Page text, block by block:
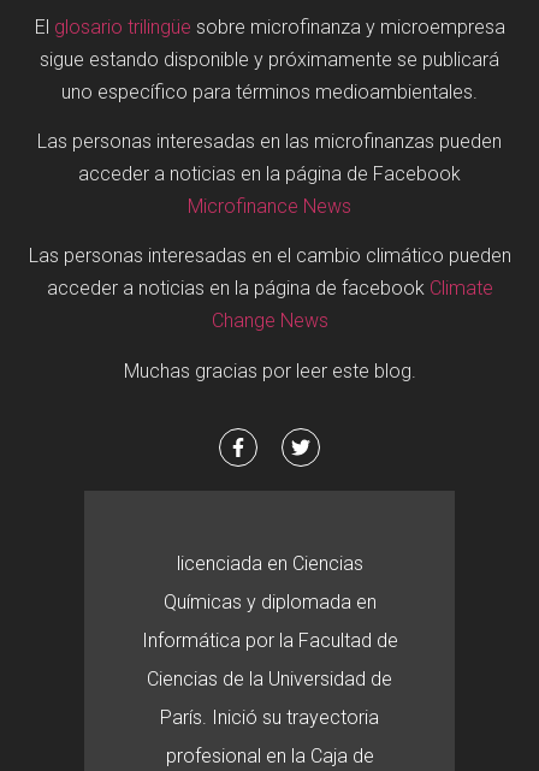
El glosario trilingüe sobre microfinanza y microempresa
sigue estando disponible y próximamente se publicará
uno específico para términos medioambientales.
Las personas interesadas en las microfinanzas pueden
acceder a noticias en la página de Facebook
Microfinance News
Las personas interesadas en el cambio climático pueden
acceder a noticias en la página de facebook Climate
Change News
Muchas gracias por leer este blog.
licenciada en Ciencias
Químicas y diplomada en
Informática por la Facultad de
Ciencias de la Universidad de
París. Inició su trayectoria
profesional en la Caja de